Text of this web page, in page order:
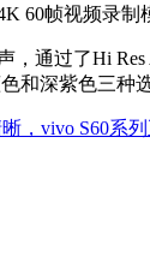
60帧视频录
通过了Hi
和深紫色三种
，vivo S60系